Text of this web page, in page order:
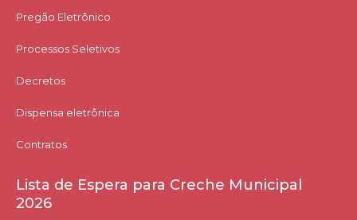
Pregão Eletrônico
Processos Seletivos
Decretos
Dispensa eletrônica
Contratos
Lista de Espera para Creche Municipal
2026